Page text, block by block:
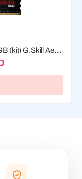
RAM memorija RAMDDR4 3200 16GB (kit) G.Skill Aegis F4-3200C16D-16GIS (2x8...